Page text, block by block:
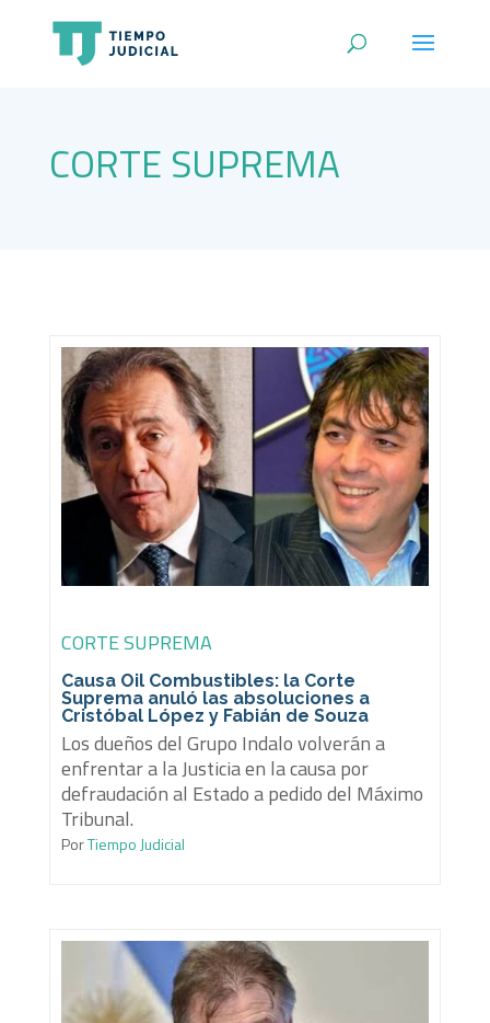
CORTE SUPREMA
CORTE SUPREMA
Causa Oil Combustibles: la Corte
Suprema anuló las absoluciones a
Cristóbal López y Fabián de Souza
Los dueños del Grupo Indalo volverán a
enfrentar a la Justicia en la causa por
defraudación al Estado a pedido del Máximo
Tribunal.
PorTiempo Judicial